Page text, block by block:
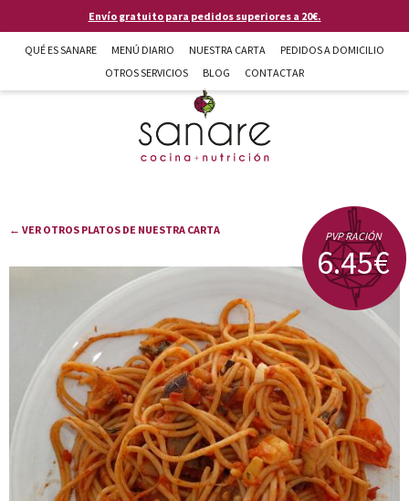
Pasar al contenido principalEnvío gratuito para pedidos superiores a 20€.
QUÉ ES SANARE MENÚ DIARIO NUESTRA CARTA
PEDIDOS A DOMICILIO
OTROS SERVICIOS
BLOG CONTACTAR
Sanare cocina + nutrición en Almería
← VER OTROS PLATOS DE NUESTRA CARTA PVP RACIÓN
6.45€